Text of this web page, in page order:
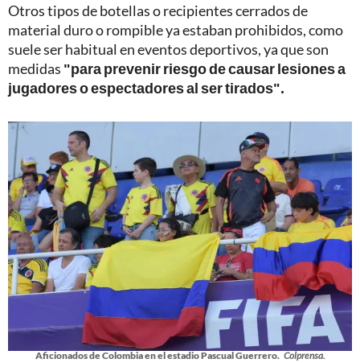
Otros tipos de botellas o recipientes cerrados de
material duro o rompible ya estaban prohibidos, como
suele ser habitual en eventos deportivos, ya que son
medidas "para prevenir riesgo de causar lesiones a
jugadores o espectadores al ser tirados".
Aficionados de Colombia en el estadio Pascual Guerrero. Colprensa.